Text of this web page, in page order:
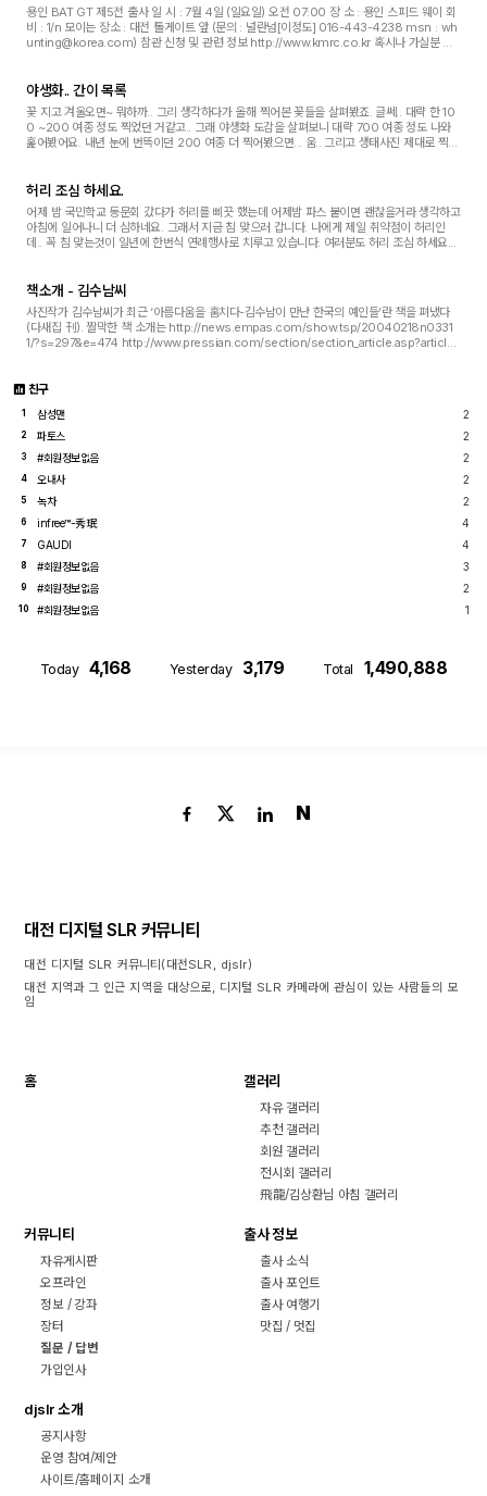
용인 BAT GT 제5전 출사 일 시 : 7월 4일 (일요일) 오전 07:00 장 소 : 용인 스피드 웨이 회
비 : 1/n 모이는 장소 : 대전 톨게이트 앞 (문의 : 널란넘[이정도] 016-443-4238 msn : wh
unting@korea.com) 참관 신청 및 관련 정보 http://www.kmrc.co.kr 혹시나 가실분 연
야생화.. 간이 목록
꽃 지고 겨울오면~ 뭐하까.. 그리 생각하다가 올해 찍어본 꽃들을 살펴봤죠. 글쎄.. 대략 한 10
0 ~200 여종 정도 찍었던 거같고.. 그래 야생화 도감을 살펴보니 대략 700 여종 정도 나와
훑어봤어요. 내년 눈에 번뜩이던 200 여종 더 찍어봤으면... 움.. 그리고 생태사진 제대로 찍었
허리 조심 하세요.
어제 밤 국민학교 동문회 갔다가 허리를 삐끗 했는데 어제밤 파스 붙이면 괜찮을거라 생각하고
아침에 일어나니 더 심하네요. 그래서 지금 침 맞으러 갑니다. 나에게 제일 취약점이 허리인
데.. 꼭 침 맞는것이 일년에 한번식 연례행사로 치루고 있습니다. 여러분도 허리 조심 하세요...
책소개 - 김수남씨
사진작가 김수남씨가 최근 ‘아름다움을 훔치다-김수남이 만난 한국의 예인들’란 책을 펴냈다
(다새집 刊). 짤막한 책 소개는 http://news.empas.com/show.tsp/20040218n0331
1/?s=297&e=474 http://www.pressian.com/section/section_article.asp?article_
친구
1 삼성맨 2
2 파토스 2
3 #회원정보없음 2
4 오내사 2
5 녹차 2
6 infree™-秀珉 4
7 GAUDI 4
8 #회원정보없음 3
9 #회원정보없음 2
10 #회원정보없음 1
Today 4,168 Yesterday 3,179 Total 1,490,888
N
대전 디지털 SLR 커뮤니티
대전 디지털 SLR 커뮤니티(대전SLR, djslr)
대전 지역과 그 인근 지역을 대상으로, 디지털 SLR 카메라에 관심이 있는 사람들의 모
임
홈 갤러리
자유 갤러리
추천 갤러리
회원 갤러리
전시회 갤러리
飛龍/김상환님 아침 갤러리
커뮤니티
자유게시판
오프라인
정보 / 강좌
장터
질문 / 답변
가입인사
출사 정보
출사 소식
출사 포인트
출사 여행기
맛집 / 멋집
djslr 소개
공지사항
운영 참여/제안
사이트/홈페이지 소개